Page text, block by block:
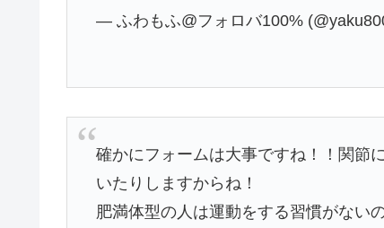
— ふわもふ@フォロバ100%
確かにフォームは大事ですね！！関節
いたりしますからね！
肥満体型の人は運動をする習慣がない